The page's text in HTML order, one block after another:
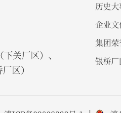
历史大
企业文
集团荣
银桥
关厂区）、
区）